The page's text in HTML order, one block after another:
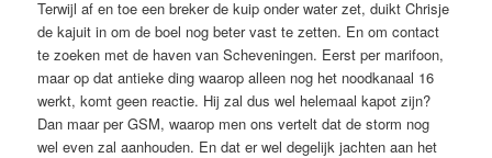
Terwijl af en toe een breker de kuip onder water zet, duikt Chrisje
de kajuit in om de boel nog beter vast te zetten. En om contact
te zoeken met de haven van Scheveningen. Eerst per marifoon,
maar op dat antieke ding waarop alleen nog het noodkanaal 16
werkt, komt geen reactie. Hij zal dus wel helemaal kapot zijn?
Dan maar per GSM, waarop men ons vertelt dat de storm nog
wel even zal aanhouden. En dat er wel degelijk jachten aan het